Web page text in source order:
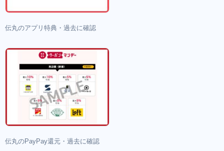
伝丸のアプリ特典・過去に確認
伝丸のPayPay還元・過去に確認